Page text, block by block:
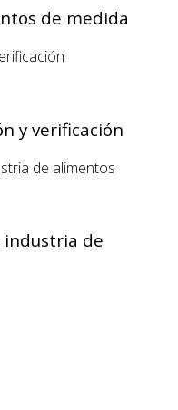
de medida
y verificación
industria de